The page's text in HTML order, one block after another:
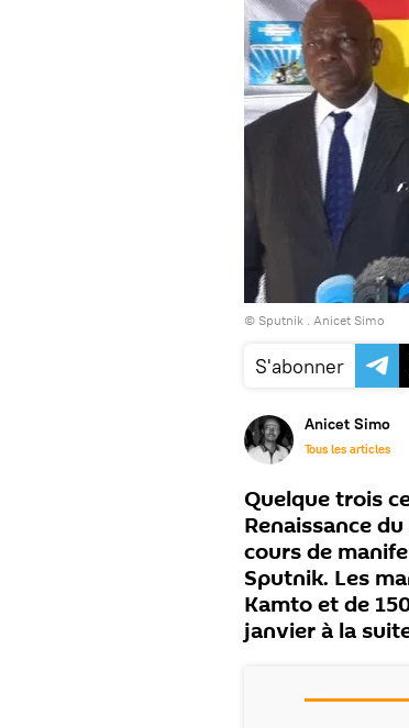
© Sputnik . Anicet Simo
S'abonner
Anicet Simo
Tous les articles
Quelque trois
Renaissance
cours de
Sputnik. Les
Kamto et de
janvier à la